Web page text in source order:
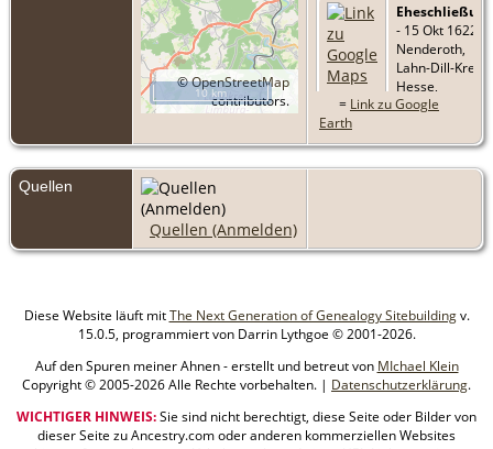
©OpenStreetMap
contributors.
10 km
Eheschließung
- 15 Okt 1622 -
Nenderoth,
Lahn-Dill-Kreis,
Hesse,
Germany
Tod- zwischen
1635 - Arborn,
= Link zu Google
Earth
Quellen
Quellen (Anmelden)
Diese Website läuft mitThe Next Generation of Genealogy Sitebuildingv.
15.0.5, programmiert von Darrin Lythgoe © 2001-2026.
Auf den Spuren meiner Ahnen - erstellt und betreut von MIchael Klein
Copyright © 2005-2026 Alle Rechte vorbehalten. | Datenschutzerklärung.
WICHTIGER HINWEIS:Sie sind nicht berechtigt, diese Seite oder Bilder von
dieser Seite zu Ancestry.com oder anderen kommerziellen Websites